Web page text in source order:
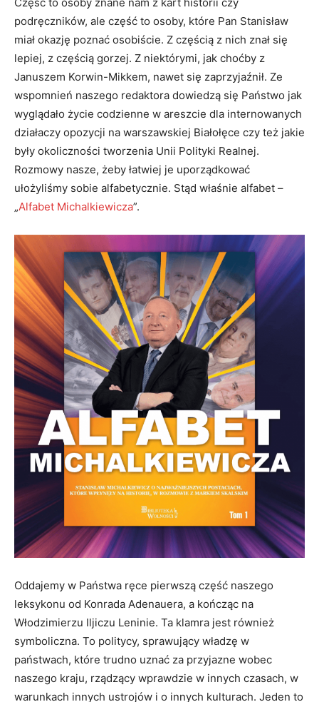
podręczników, ale część to osoby, które Pan Stanisław
miał okazję poznać osobiście. Z częścią z nich znał się
lepiej, z częścią gorzej. Z niektórymi, jak choćby z
Januszem Korwin-Mikkem, nawet się zaprzyjaźnił. Ze
wspomnień naszego redaktora dowiedzą się Państwo jak
wyglądało życie codzienne w areszcie dla internowanych
działaczy opozycji na warszawskiej Białołęce czy też jakie
były okoliczności tworzenia Unii Polityki Realnej.
Rozmowy nasze, żeby łatwiej je uporządkować
ułożyliśmy sobie alfabetycznie. Stąd właśnie alfabet –
„Alfabet Michalkiewicza”.
Oddajemy w Państwa ręce pierwszą część naszego
leksykonu od Konrada Adenauera, a kończąc na
Włodzimierzu Iljiczu Leninie. Ta klamra jest również
symboliczna. To politycy, sprawujący władzę w
państwach, które trudno uznać za przyjazne wobec
naszego kraju, rządzący wprawdzie w innych czasach, w
warunkach innych ustrojów i o innych kulturach. Jeden to